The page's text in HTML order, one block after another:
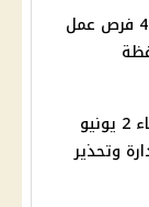
وظائف وزارة العمل توفر 4504 فرص عمل
الأبراج الأكثر حظًا اليوم الثلاثاء 2 يونيو
وتحذير